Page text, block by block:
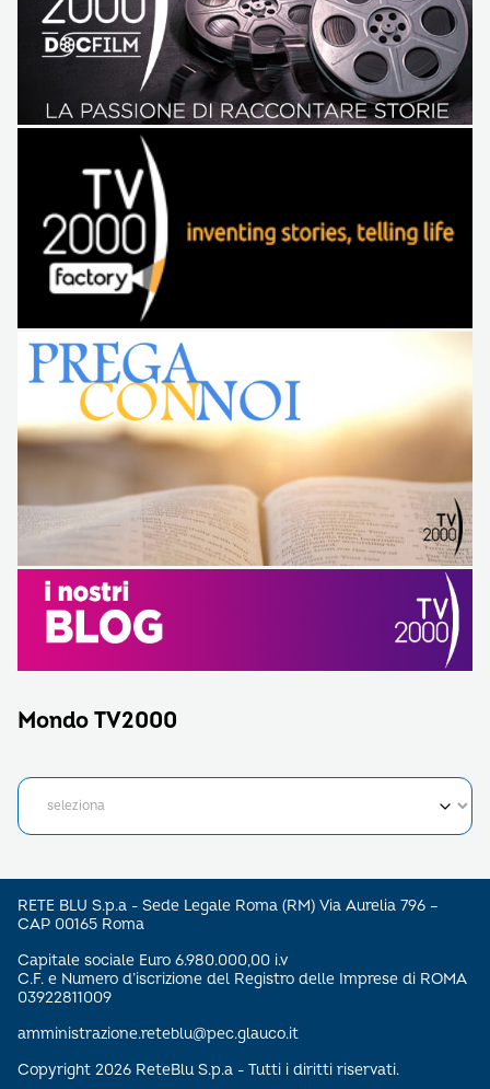
Mondo TV2000
RETE BLU S.p.a - Sede Legale Roma (RM) Via Aurelia 796 –
CAP 00165 Roma
Capitale sociale Euro 6.980.000,00 i.v
C.F. e Numero d’iscrizione del Registro delle Imprese di ROMA
03922811009
amministrazione.reteblu@pec.glauco.it
Copyright 2026 ReteBlu S.p.a - Tutti i diritti riservati.